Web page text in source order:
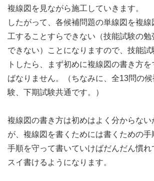
複線図を見ながら施工していきます。
したがって、各候補問題の単線図を複
工することすらできない（技能試験の
できない）ことになりますので、技能
トしたら、まず初めに複線図の書き方
ばなりません。（ちなみに、全13問の
験、下期試験共通です。）
複線図の書き方は初めはよく分からない
が、複線図を書くためには書くための
手順を守って書いていけばだんだん慣れ
スイ書けるようになります。